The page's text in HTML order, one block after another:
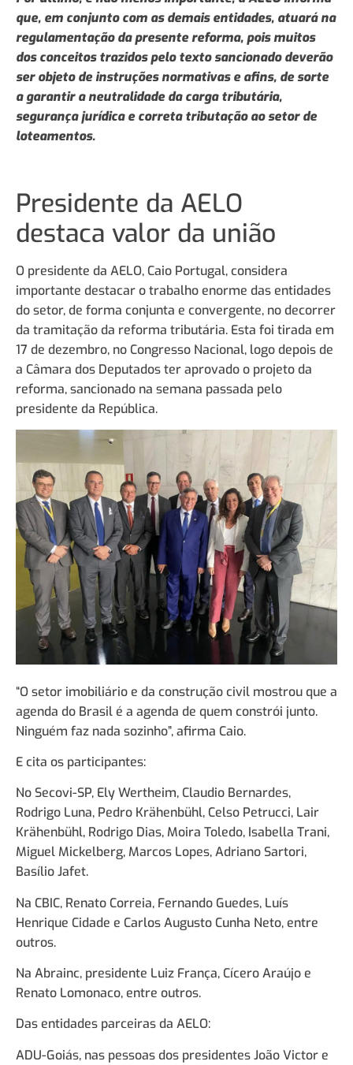
que, em conjunto com as demais entidades, atuará na
regulamentação da presente reforma, pois muitos
dos conceitos trazidos pelo texto sancionado deverão
ser objeto de instruções normativas e afins, de sorte
a garantir a neutralidade da carga tributária,
segurança jurídica e correta tributação ao setor de
loteamentos.
Presidente da AELO
destaca valor da união
O presidente da AELO, Caio Portugal, considera
importante destacar o trabalho enorme das entidades
do setor, de forma conjunta e convergente, no decorrer
da tramitação da reforma tributária. Esta foi tirada em
17 de dezembro, no Congresso Nacional, logo depois de
a Câmara dos Deputados ter aprovado o projeto da
reforma, sancionado na semana passada pelo
presidente da República.
“O setor imobiliário e da construção civil mostrou que a
agenda do Brasil é a agenda de quem constrói junto.
Ninguém faz nada sozinho”, afirma Caio.
E cita os participantes:
No Secovi-SP, Ely Wertheim, Claudio Bernardes,
Rodrigo Luna, Pedro Krähenbühl, Celso Petrucci, Lair
Krähenbühl, Rodrigo Dias, Moira Toledo, Isabella Trani,
Miguel Mickelberg, Marcos Lopes, Adriano Sartori,
Basílio Jafet.
Na CBIC, Renato Correia, Fernando Guedes, Luís
Henrique Cidade e Carlos Augusto Cunha Neto, entre
outros.
Na Abrainc, presidente Luiz França, Cícero Araújo e
Renato Lomonaco, entre outros.
Das entidades parceiras da AELO:
ADU-Goiás, nas pessoas dos presidentes João Victor e